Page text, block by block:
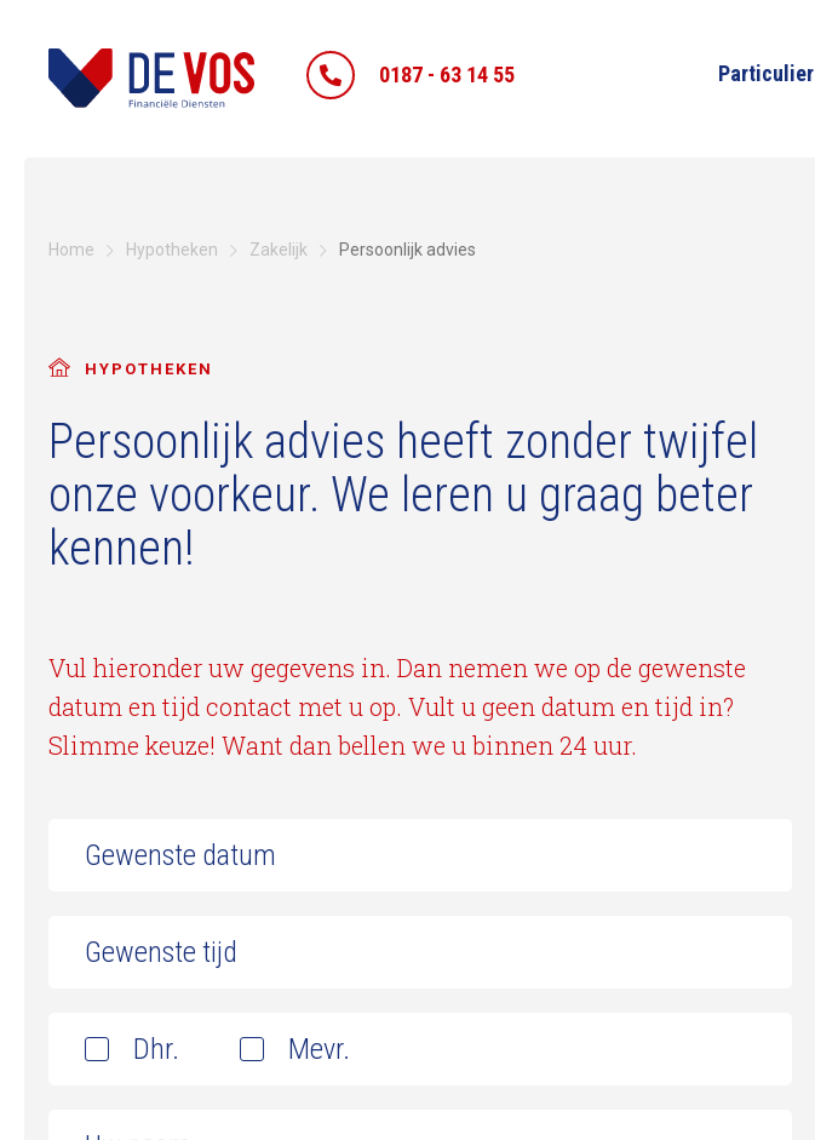
0187 - 63 14 55 Particulier
Home Hypotheken Zakelijk Persoonlijk advies
HYPOTHEKEN
Persoonlijk advies heeft zonder twijfel
onze voorkeur. We leren u graag beter
kennen!
Vul hieronder uw gegevens in. Dan nemen we op de gewenste
datum en tijd contact met u op. Vult u geen datum en tijd in?
Slimme keuze! Want dan bellen we u binnen 24 uur.
Dhr. Mevr.